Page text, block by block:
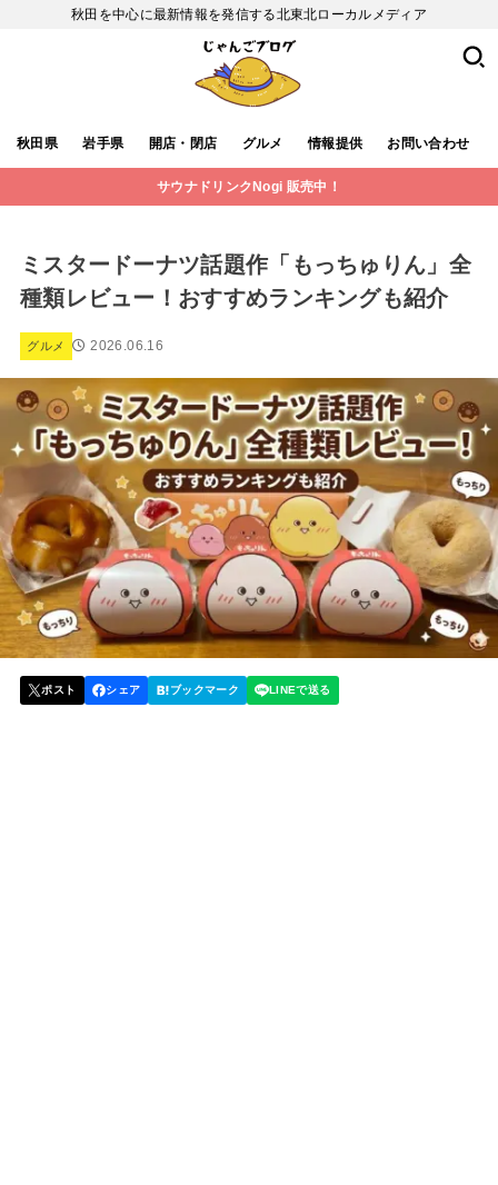
秋田を中心に最新情報を発信する北東北ローカルメディア
秋田県 岩手県 開店・閉店 グルメ 情報提供 お問い合わせ
サウナドリンクNogi 販売中！
ミスタードーナツ話題作「もっちゅりん」全
種類レビュー！おすすめランキングも紹介
グルメ 2026.06.16